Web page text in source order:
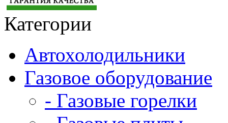
Категории
Автохолодильники
Газовое оборудование
- Газовые горелки